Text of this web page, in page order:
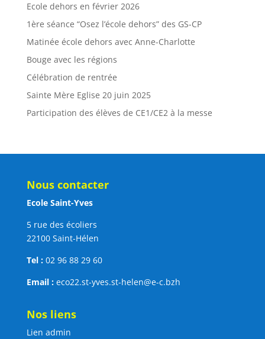
Ecole dehors en février 2026
1ère séance “Osez l’école dehors” des GS-CP
Matinée école dehors avec Anne-Charlotte
Bouge avec les régions
Célébration de rentrée
Sainte Mère Eglise 20 juin 2025
Participation des élèves de CE1/CE2 à la messe
Nous contacter
Ecole Saint-Yves
5 rue des écoliers
22100 Saint-Hélen
Tel :02 96 88 29 60
Email :eco22.st-yves.st-helen@e-c.bzh
Nos liens
Lien admin